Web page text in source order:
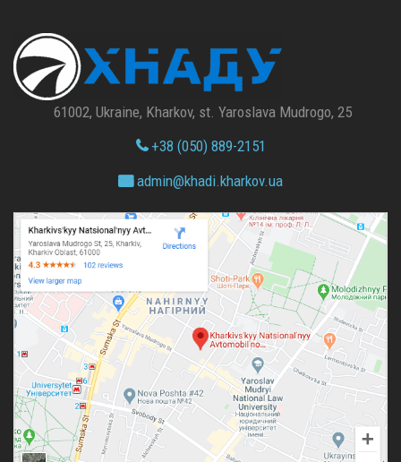
61002, Ukraine, Kharkov, st. Yaroslava Mudrogo, 25
+38 (050) 889-2151
admin@khadi.kharkov.ua